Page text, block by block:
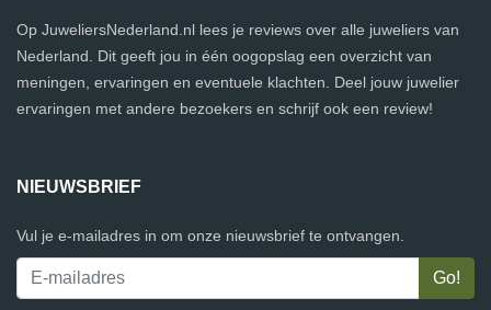
Op JuweliersNederland.nl lees je reviews over alle juweliers van
Nederland. Dit geeft jou in één oogopslag een overzicht van
meningen, ervaringen en eventuele klachten. Deel jouw juwelier
ervaringen met andere bezoekers en schrijf ook een review!
NIEUWSBRIEF
Vul je e-mailadres in om onze nieuwsbrief te ontvangen.